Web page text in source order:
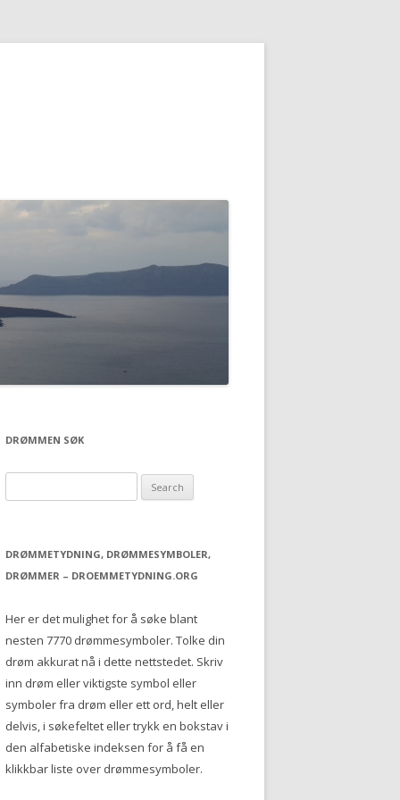
DRØMMEN SØK
e
r
c
f
:
DRØMMETYDNING, DRØMMESYMBOLER,
DRØMMER – DROEMMETYDNING.ORG
Her er det mulighet for å søke blant
nesten 7770 drømmesymboler. Tolke din
drøm akkurat nå i dette nettstedet. Skriv
inn drøm eller viktigste symbol eller
symboler fra drøm eller ett ord, helt eller
delvis, i søkefeltet eller trykk en bokstav i
den alfabetiske indeksen for å få en
klikkbar liste over drømmesymboler.